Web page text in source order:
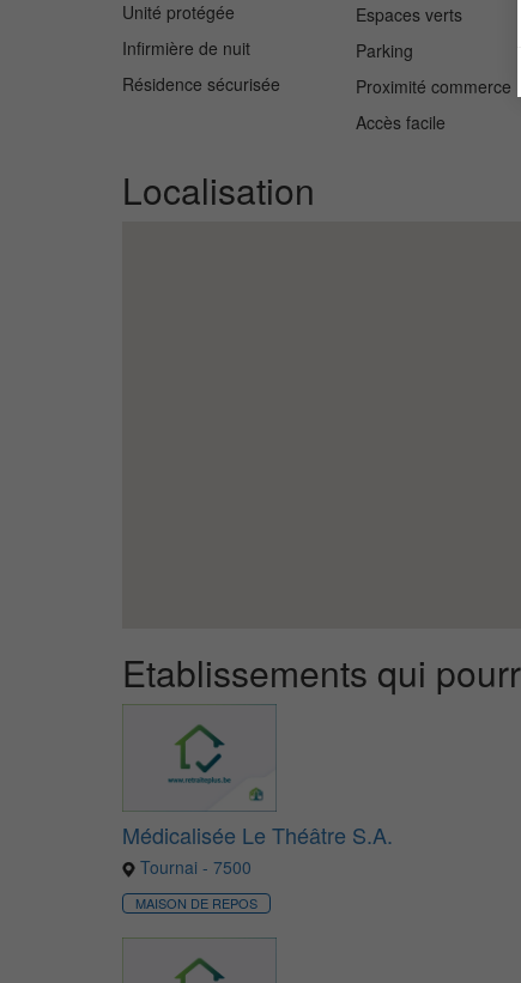
Unité protégée
Infirmière de nuit
Résidence sécurisée
Espaces verts
Parking
Proximité commerce
Accès facile
Localisation
Etablissements qui
Médicalisée Le Théâtre S.A.
Tournai - 7500
MAISON DE REPOS